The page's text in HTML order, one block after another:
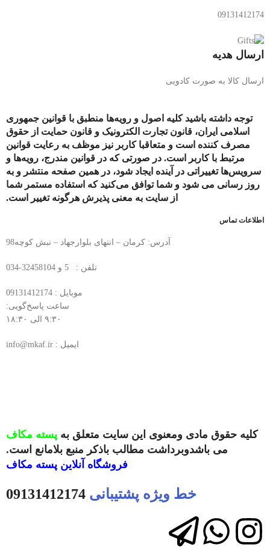
09131412174
ارسال هدیه
ارسال کالا به صورت کادویی
توجه داشته باشید کلیه اصول و رویه‏‌ها منطبق با قوانین جمهوری
اسلامی ایران، قانون تجارت الکترونیک و قانون حمایت از حقوق
مصرف کننده است و متعاقبا کاربر نیز موظف به رعایت قوانین
مرتبط با کاربر است. در صورتی که در قوانین مندرج، رویه‏‌ها و
سرویس‏‌ها تغییراتی در آینده ایجاد شود، در همین صفحه منتشر و به
روز رسانی می شود و شما توافق می‏‌کنید که استفاده مستمر شما
از سایت به معنی پذیرش هرگونه تغییر است.
اطلاعات تماس
آدرس: کرمان – انتهای بلوارجهاد – نبش کوچه98
تلفن : 5 و 32458104-034
موبایل : 09131412174
ساعت پاسخ‌گویی:
۹:۳۰ الی ۱۸:۳۰
ایمیل : info@mkaf.ir
کلیه حقوق مادی ومعنوی این سایت متعلق به پسته مکاف
می باشدوبرداشت مطالب باذکر منبع بلامانع است.
فروشگاه آنلاین پسته مکاف
خط ویژه پشتیبانی 09131412174